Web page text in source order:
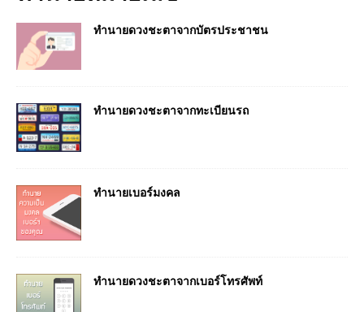
ทํานายดวงชะตาจากบัตรประชาชน
ทํานายดวงชะตาจากทะเบียนรถ
ทํานายเบอร์มงคล
ทํานายดวงชะตาจากเบอร์โทรศัพท์